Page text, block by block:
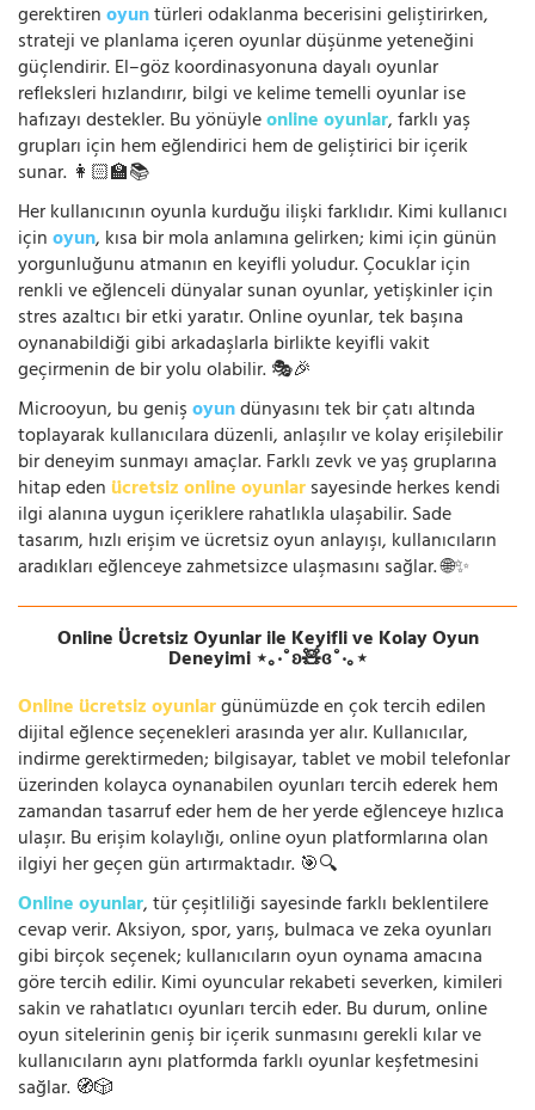
gerektirenoyuntürleri odaklanma becerisini geliştirirken,
strateji ve planlama içeren oyunlar düşünme yeteneğini
güçlendirir. El–göz koordinasyonuna dayalı oyunlar
refleksleri hızlandırır, bilgi ve kelime temelli oyunlar ise
hafızayı destekler. Bu yönüyleonline oyunlar, farklı yaş
grupları için hem eğlendirici hem de geliştirici bir içerik
sunar. 👩🏻‍🏫📚
Her kullanıcının oyunla kurduğu ilişki farklıdır. Kimi kullanıcı
içinoyun, kısa bir mola anlamına gelirken; kimi için günün
yorgunluğunu atmanın en keyifli yoludur. Çocuklar için
renkli ve eğlenceli dünyalar sunan oyunlar, yetişkinler için
stres azaltıcı bir etki yaratır. Online oyunlar, tek başına
oynanabildiği gibi arkadaşlarla birlikte keyifli vakit
geçirmenin de bir yolu olabilir. 🎭🎉
Microoyun, bu genişoyundünyasını tek bir çatı altında
toplayarak kullanıcılara düzenli, anlaşılır ve kolay erişilebilir
bir deneyim sunmayı amaçlar. Farklı zevk ve yaş gruplarına
hitap eden ücretsiz online oyunlarsayesinde herkes kendi
ilgi alanına uygun içeriklere rahatlıkla ulaşabilir. Sade
tasarım, hızlı erişim ve ücretsiz oyun anlayışı, kullanıcıların
aradıkları eğlenceye zahmetsizce ulaşmasını sağlar. 🌐✨
Online Ücretsiz Oyunlar ile Keyifli ve Kolay Oyun
Deneyimi ⋆｡‧˚ʚ🧸ɞ˚‧｡⋆
Online ücretsiz oyunlargünümüzde en çok tercih edilen
dijital eğlence seçenekleri arasında yer alır. Kullanıcılar,
indirme gerektirmeden; bilgisayar, tablet ve mobil telefonlar
üzerinden kolayca oynanabilen oyunları tercih ederek hem
zamandan tasarruf eder hem de her yerde eğlenceye hızlıca
ulaşır. Bu erişim kolaylığı, online oyun platformlarına olan
ilgiyi her geçen gün artırmaktadır. 🎯🔍
Online oyunlar, tür çeşitliliği sayesinde farklı beklentilere
cevap verir. Aksiyon, spor, yarış, bulmaca ve zeka oyunları
gibi birçok seçenek; kullanıcıların oyun oynama amacına
göre tercih edilir. Kimi oyuncular rekabeti severken, kimileri
sakin ve rahatlatıcı oyunları tercih eder. Bu durum, online
oyun sitelerinin geniş bir içerik sunmasını gerekli kılar ve
kullanıcıların aynı platformda farklı oyunlar keşfetmesini
sağlar. 🧭🎲